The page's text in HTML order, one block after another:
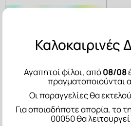
(3) (0)
Καλοκαιρινές
Αγαπητοί φίλοι, από08/08
πραγματοποιούνται
Οι παραγγελίες θα
Για οποιαδήποτε απορία, το
00050 θα